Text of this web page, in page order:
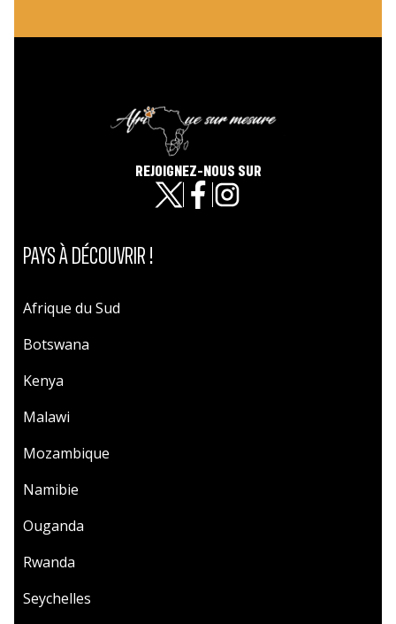
REJOIGNEZ-NOUS SUR
PAYS À DÉCOUVRIR !
Afrique du Sud
Botswana
Kenya
Malawi
Mozambique
Namibie
Ouganda
Rwanda
Seychelles